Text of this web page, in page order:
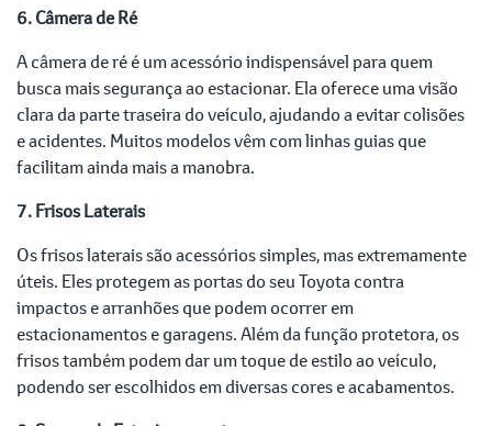
6. Câmera de Ré
A câmera de ré é um acessório indispensável para quem
busca mais segurança ao estacionar. Ela oferece uma visão
clara da parte traseira do veículo, ajudando a evitar colisões
e acidentes. Muitos modelos vêm com linhas guias que
facilitam ainda mais a manobra.
7. Frisos Laterais
Os frisos laterais são acessórios simples, mas extremamente
úteis. Eles protegem as portas do seu Toyota contra
impactos e arranhões que podem ocorrer em
estacionamentos e garagens. Além da função protetora, os
frisos também podem dar um toque de estilo ao veículo,
podendo ser escolhidos em diversas cores e acabamentos.